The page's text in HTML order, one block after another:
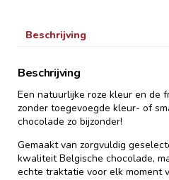
Beschrijving
Beschrijving
Een natuurlijke roze kleur en de
zonder toegevoegde kleur- of
chocolade zo bijzonder!
Gemaakt van zorgvuldig
kwaliteit Belgische chocolade,
echte traktatie voor elk moment